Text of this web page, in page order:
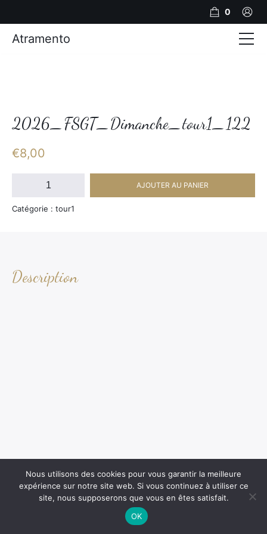
2026_FSGT_Dimanche_tour1_122
€8,00
quantité
2026_FSGT_Dimanche_tour1_122
AJOUTER AU PANIER
Catégorie : tour1
Description
0
Atramento
Photos
Nous utilisons des cookies pour vous garantir la meilleure
expérience sur notre site web. Si vous continuez à utiliser ce
site, nous supposerons que vous en êtes satisfait.
OK